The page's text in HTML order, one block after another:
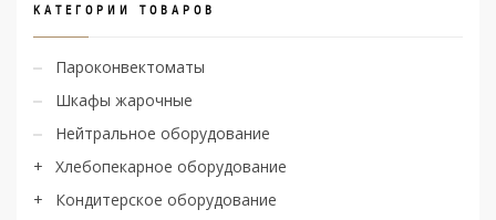
КАТЕГОРИИ ТОВАРОВ
Пароконвектоматы
Шкафы жарочные
Нейтральное оборудование
Хлебопекарное оборудование
Кондитерское оборудование